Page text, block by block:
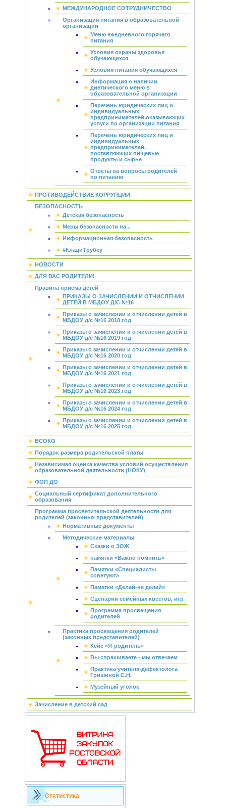
МЕЖДУНАРОДНОЕ СОТРУДНИЧЕСТВО
Организация питания в образовательной
организации
Меню ежедневного горячего
питания
Условия охраны здоровья
обучающихся
Условия питания обучающихся
Информация о наличии
диетического меню в
образовательной организации
Перечень юридических лиц и
индивидуальных
предпринимателей,оказывающих
услуги по организации питания
Перечень юридических лиц и
индивидуальных
предпринимателей,
поставляющих пищевые
продукты и сырье
Ответы на вопросы родителей
по питанию
ПРОТИВОДЕЙСТВИЕ КОРРУПЦИИ
БЕЗОПАСНОСТЬ
Детская безопасность
Меры безопасности на...
Информационная безопасность
#КладиТрубку
НОВОСТИ
ДЛЯ ВАС РОДИТЕЛИ!
Правила приема детей
ПРИКАЗЫ О ЗАЧИСЛЕНИИ И ОТЧИСЛЕНИИ
ДЕТЕЙ В МБДОУ Д/С №16
Приказы о зачислении и отчислении детей в
МБДОУ д/с №16 2018 год
Приказы о зачислении и отчислении детей в
МБДОУ д/с №16 2019 год
Приказы о зачислении и отчислении детей в
МБДОУ д/с №16 2020 год
Приказы о зачислении и отчислении детей в
МБДОУ д/с №16 2021 год
Приказы о зачислении и отчислении детей в
МБДОУ д/с №16 2023 год
Приказы о зачислении и отчислении детей в
МБДОУ д/с №16 2024 год
Приказы о зачислении и отчислении детей в
МБДОУ д/с №16 2025 год
ВСОКО
Порядок размера родительской платы
Независимая оценка качества условий осуществления
образовательной деятельности (НОКУ)
ФОП ДО
Социальный сертификат дополнительного
образования
Программа просветительской деятельности для
родителей (законных представителей)
Нормативные документы
Методические материалы
Сказки о ЗОЖ
памятки «Важно помнить»
Памятки «Специалисты
советуют»
Памятки «Делай-не делай»
Сценарии семейных квестов, игр
Программа просвещения
родителей
Практика просвещения родителей
(законных представителей)
Кейс «Я-родитель»
Вы спрашиваете - мы отвечаем
Практика учителя-дефектолога
Гришиной С.Н.
Музейный уголок
Зачисление в детский сад
Статистика